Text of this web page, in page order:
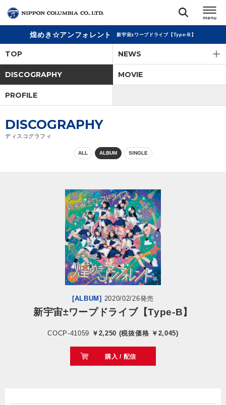
閉じる
アーティスト
ジャンル
お問い合わせ
閉じる
煌めき☆アンフォレント 新宇宙±ワープドライブ【Type-B】
TOP NEWS
DISCOGRAPHY MOVIE
PROFILE
DISCOGRAPHY
ディスコグラフィ
ALL ALBUM SINGLE
[ALBUM] 2020/02/26発売
新宇宙±ワープドライブ【Type-B】
COCP-41059 ￥2,250 (税抜価格 ￥2,045)
購入 / 配信